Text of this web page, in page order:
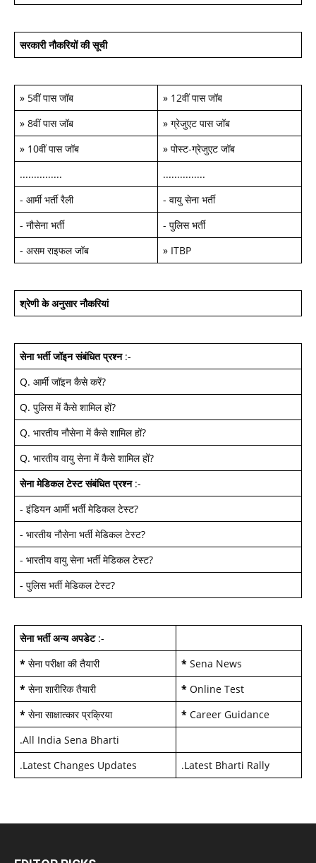
सरकारी नौकरियों की सूची
» 5वीं पास जॉब » 12वीं पास जॉब
» 8वीं पास जॉब » ग्रेजुएट पास जॉब
» 10वीं पास जॉब » पोस्ट-ग्रेजुएट जॉब
...............
...............
- आर्मी भर्ती रैली - वायु सेना भर्ती
- नौसेना भर्ती - पुलिस भर्ती
- असम राइफल जॉब » ITBP
श्रेणी के अनुसार नौकरियां
सेना भर्ती जॉइन संबंधित प्रश्न:-
Q. आर्मी जॉइन कैसे करें?
Q. पुलिस में कैसे शामिल हों?
Q. भारतीय नौसेना में कैसे शामिल हों?
Q. भारतीय वायु सेना में कैसे शामिल हों?
सेना मेडिकल टेस्ट संबंधित प्रश्न:-
- इंडियन आर्मी भर्ती मेडिकल टेस्ट?
- भारतीय नौसेना भर्ती मेडिकल टेस्ट?
- भारतीय वायु सेना भर्ती मेडिकल टेस्ट?
- पुलिस भर्ती मेडिकल टेस्ट?
सेना भर्ती अन्य अपडेट:-
* सेना परीक्षा की तैयारी * Sena News
* सेना शारीरिक तैयारी * Online Test
* सेना साक्षात्कार प्रक्रिया * Career Guidance
.All India Sena Bharti
.Latest Changes Updates .Latest Bharti Rally